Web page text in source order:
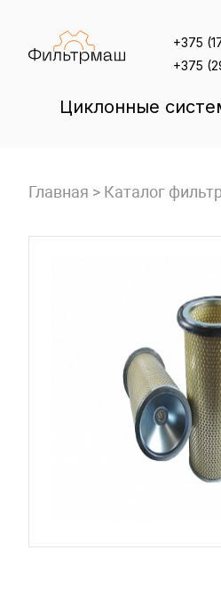
content
+375
+375
Циклонные
Главная > Каталог